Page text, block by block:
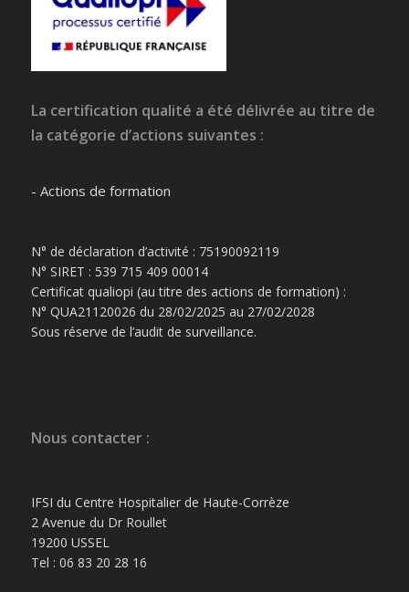
La certification qualité a été délivrée au titre de
la catégorie d’actions suivantes :
- Actions de formation
N° de déclaration d’activité : 75190092119
N° SIRET : 539 715 409 00014
Certificat qualiopi (au titre des actions de formation) :
N° QUA21120026 du 28/02/2025 au 27/02/2028
Sous réserve de l’audit de surveillance.
Nous contacter :
IFSI du Centre Hospitalier de Haute-Corrèze
2 Avenue du Dr Roullet
19200 USSEL
Tel : 06 83 20 28 16